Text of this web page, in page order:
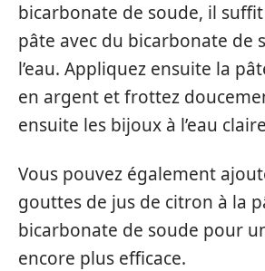
bicarbonate de soude, il
pâte avec du bicarbonate de
l’eau. Appliquez ensuite la
en argent et frottez
ensuite les bijoux à l’eau
Vous pouvez également
gouttes de jus de citron à la
bicarbonate de soude pour
encore plus efficace.